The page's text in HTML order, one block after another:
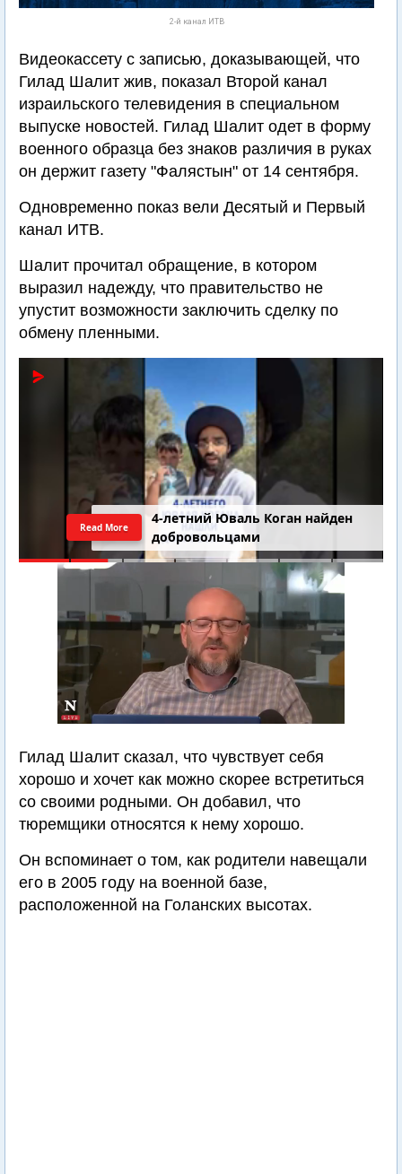
2-й канал ИТВ
Видеокассету с записью, доказывающей, что
Гилад Шалит жив, показал Второй канал
израильского телевидения в специальном
выпуске новостей. Гилад Шалит одет в форму
военного образца без знаков различия в руках
он держит газету "Фалястын" от 14 сентября.
Одновременно показ вели Десятый и Первый
канал ИТВ.
Шалит прочитал обращение, в котором
выразил надежду, что правительство не
упустит возможности заключить сделку по
обмену пленными.
4-летний Юваль Коган найден
добровольцами
Read More
Гилад Шалит сказал, что чувствует себя
хорошо и хочет как можно скорее встретиться
со своими родными. Он добавил, что
тюремщики относятся к нему хорошо.
Он вспоминает о том, как родители навещали
его в 2005 году на военной базе,
расположенной на Голанских высотах.